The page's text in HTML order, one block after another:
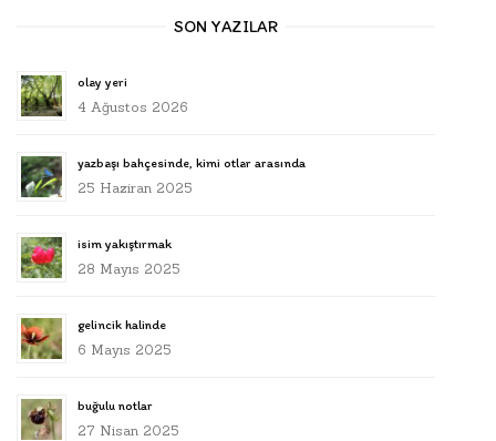
SON YAZILAR
olay yeri
4 Ağustos 2026
yazbaşı bahçesinde, kimi otlar arasında
25 Haziran 2025
isim yakıştırmak
28 Mayıs 2025
gelincik halinde
6 Mayıs 2025
buğulu notlar
27 Nisan 2025